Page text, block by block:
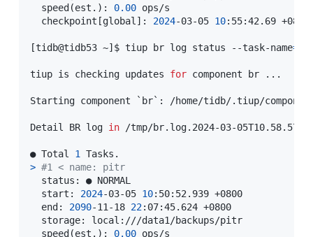
  speed
(est. ) : 0.00 ops/s
  checkpoint
[global ] : 2024-03-05 10:55:42.69 +0800
[tidb@tidb53 ~] $ tiup br log status --task-name=
tiup is checking updates for component br .. .
Starting component ` br` : /home/tidb/.tiup/
Detail BR log in /tmp/br.log.2024-03-
● Total 1
> #1 < name: pitr
  status: ● NORMAL
  start:
2024-03-05 10:50:52.939 +0800
  end:
2090-11-18 22:07:45.624 +0800
  storage: local:///data1/backups/pitr
  speed
(est. ) : 0.00 ops/s